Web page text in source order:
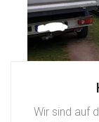
Wir sind auf